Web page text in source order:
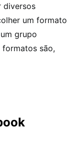
diversos
um formato
grupo
formatos são,